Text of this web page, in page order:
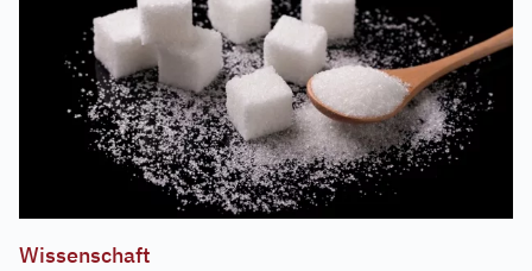
Wissenschaft